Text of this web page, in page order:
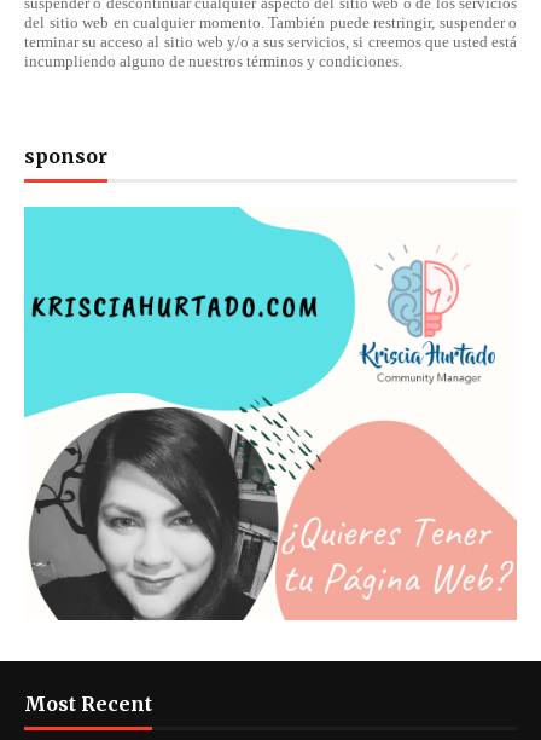
del sitio web en cualquier momento. También puede restringir, suspender o
terminar su acceso al sitio web y/o a sus servicios, si creemos que usted está
incumpliendo alguno de nuestros términos y condiciones.
sponsor
Most Recent